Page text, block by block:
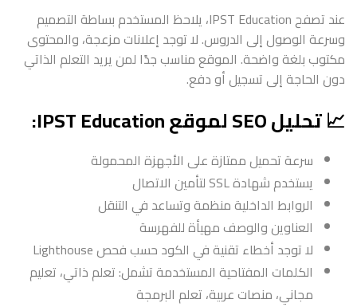
عند تصفح IPST Education، يلاحظ المستخدم بساطة التصميم
وسرعة الوصول إلى الدروس. لا توجد إعلانات مزعجة، والمحتوى
مكتوب بلغة واضحة. الموقع مناسب جدًا لمن يريد التعلم الذاتي
دون الحاجة إلى تسجيل أو دفع.
📈 تحليل SEO لموقع IPST Education:
سرعة تحميل ممتازة على الأجهزة المحمولة
يستخدم شهادة SSL لتأمين الاتصال
الروابط الداخلية منظمة وتساعد في التنقل
العناوين والوصف مهيأة للفهرسة
لا توجد أخطاء تقنية في الكود حسب فحص Lighthouse
الكلمات المفتاحية المستخدمة تشمل: تعلم ذاتي، تعليم
مجاني، منصات عربية، تعلم البرمجة